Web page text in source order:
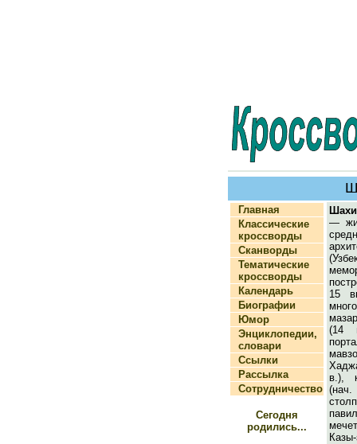
Главная
Классические
кроссворды
Сканворды
Тематические
кроссворды
Календарь
Биографии
Юмор
Энциклопедии,
словари
Ссылки
Рассылка
Сотрудничество
Сегодня
родились...
—
15
(14
в.),